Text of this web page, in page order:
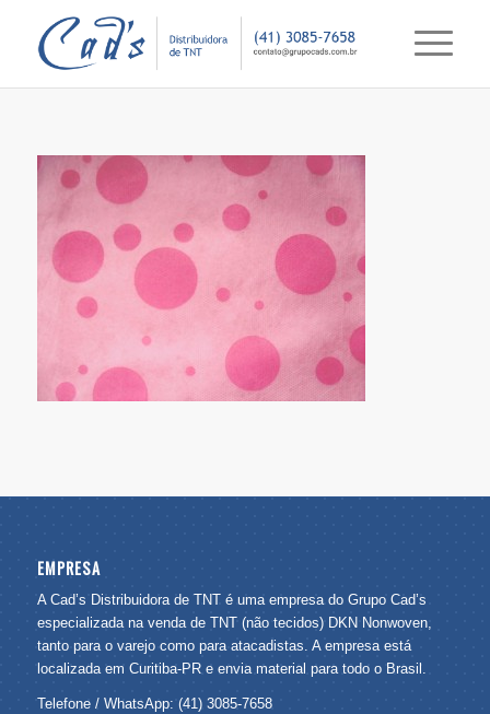
EMPRESA
A Cad’s Distribuidora de TNT é uma empresa do Grupo Cad’s
especializada na venda de TNT (não tecidos) DKN Nonwoven,
tanto para o varejo como para atacadistas. A empresa está
localizada em Curitiba-PR e envia material para todo o Brasil.
Telefone / WhatsApp: (41) 3085-7658